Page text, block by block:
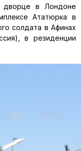
дворце в Лондоне
Ататюрка в
солдата в Афинах
в резиденции